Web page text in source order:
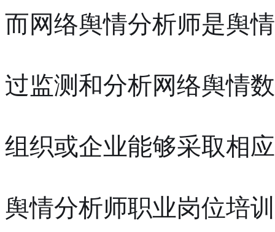
而网络舆情分析师是舆
过监测和分析网络舆情
组织或企业能够采取相
舆情分析师职业岗位培